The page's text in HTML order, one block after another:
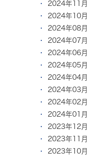
2024年11月
2024年10月
2024年08月
2024年07月
2024年06月
2024年05月
2024年04月
2024年03月
2024年02月
2024年01月
2023年12月
2023年11月
2023年10月